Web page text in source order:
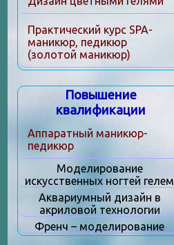
Практический курс SPA-
маникюр, педикюр
(золотой маникюр)
Повышение
квалификации
Аппаратный маникюр-
педикюр
Моделирование
искусственных ногтей гелем
Аквариумный дизайн в
акриловой технологии
Френч – моделирование